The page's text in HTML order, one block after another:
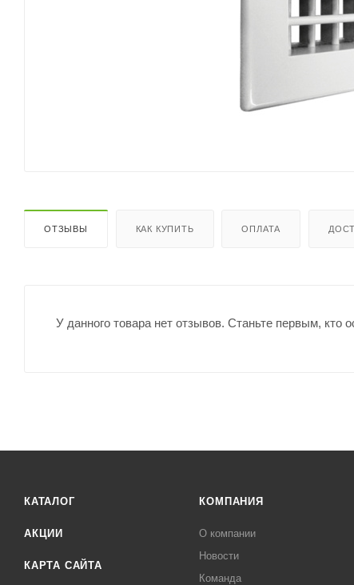
ОТЗЫВЫ КАК КУПИТЬ ОПЛАТА
У данного товара нет отзывов. Станьте первым, кто
КАТАЛОГ
АКЦИИ
КАРТА САЙТА
КОМПАНИЯ
О компании
Новости
Команда